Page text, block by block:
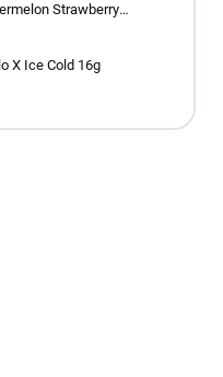
Strawberry
Longfill 12ml -
X Ice Cold 16g